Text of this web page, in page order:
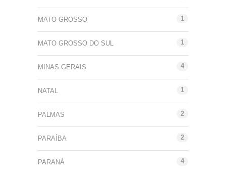
MATO GROSSO 1
MATO GROSSO DO SUL 1
MINAS GERAIS 4
NATAL 1
PALMAS 2
PARAÍBA 2
PARANÁ 4